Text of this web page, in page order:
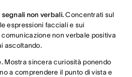
non verbali.Concentrati sul
espressioni facciali e sui
non verbale positiva
ascoltando.
Mostra sincera curiosità ponendo
a comprendere il punto di vista e